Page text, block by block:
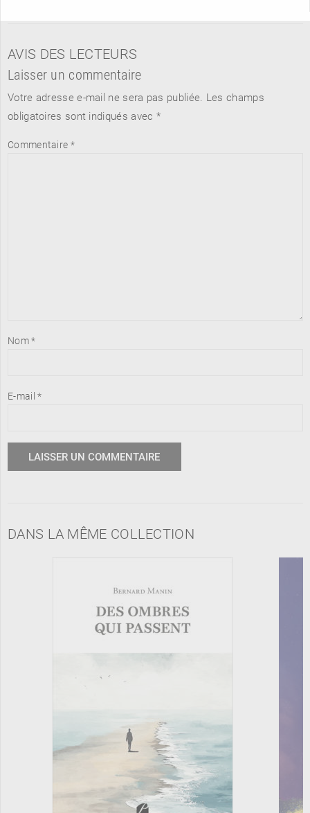
AVIS DES LECTEURS
Laisser un commentaire
Votre adresse e-mail ne sera pas publiée. Les champs
obligatoires sont indiqués avec *
Commentaire *
Nom*
E-mail*
DANS LA MÊME COLLECTION